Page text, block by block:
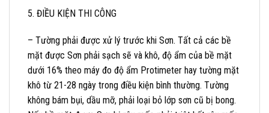
5. ĐIỀU KIỆN THI CÔNG
– Tường phải được xử lý trước khi Sơn. Tất cả các bề
mặt được Sơn phải sạch sẽ và khô, độ ẩm của bề mặt
dưới 16% theo máy đo độ ẩm Protimeter hay tường mặt
khô từ 21-28 ngày trong điều kiện bình thường. Tường
không bám bụi, dầu mỡ, phải loại bỏ lớp sơn cũ bị bong.